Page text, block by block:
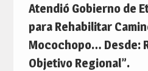
Atendió Gobierno de
para Rehabilitar
Mocochopo… Desde:
Objetivo Regional”.